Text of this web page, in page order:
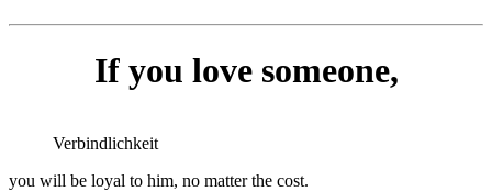
If you love someone,
Verbindlichkeit
you will be loyal to him, no matter the cost.